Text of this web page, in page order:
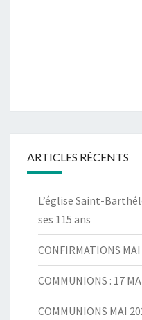
ARTICLES RÉCENTS
L’église Saint-
ses 115 ans
CONFIRMATIONS
COMMUNIONS : 17
COMMUNIONS MAI